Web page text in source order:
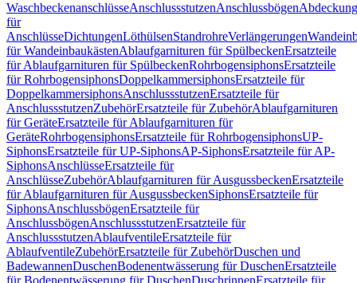
WaschbeckenanschlüsseAnschlussstutzenAnschlussbögen
für
AnschlüsseDichtungenLöthülsenStandrohreVerlängerungen
für WandeinbaukästenAblaufgarnituren für SpülbeckenErsatzteile
für Ablaufgarnituren für SpülbeckenRohrbogensiphonsErsatzteile
für RohrbogensiphonsDoppelkammersiphonsErsatzteile für
DoppelkammersiphonsAnschlussstutzenErsatzteile für
AnschlussstutzenZubehörErsatzteile für ZubehörAblaufgarnituren
für GeräteErsatzteile für Ablaufgarnituren für
GeräteRohrbogensiphonsErsatzteile für RohrbogensiphonsUP-
SiphonsErsatzteile für UP-SiphonsAP-SiphonsErsatzteile für AP-
SiphonsAnschlüsseErsatzteile für
AnschlüsseZubehörAblaufgarnituren für AusgussbeckenErsatzteile
für Ablaufgarnituren für AusgussbeckenSiphonsErsatzteile für
SiphonsAnschlussbögenErsatzteile für
AnschlussbögenAnschlussstutzenErsatzteile für
AnschlussstutzenAblaufventileErsatzteile für
AblaufventileZubehörErsatzteile für ZubehörDuschen und
BadewannenDuschenBodenentwässerung für DuschenErsatzteile
für Bodenentwässerung für DuschenDuschrinnenErsatzteile für